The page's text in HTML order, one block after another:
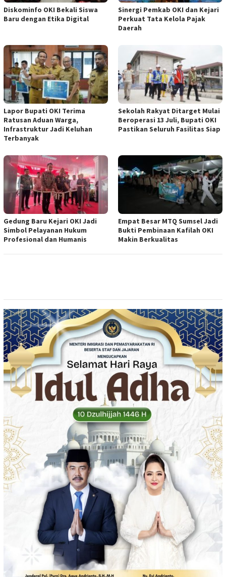
Diskominfo OKI Bekali Siswa
Baru dengan Etika Digital
Sinergi Pemkab OKI dan Kejari
Perkuat Tata Kelola Pajak
Daerah
Lapor Bupati OKI Terima
Ratusan Aduan Warga,
Infrastruktur Jadi Keluhan
Terbanyak
Sekolah Rakyat Ditarget Mulai
Beroperasi 13 Juli, Bupati OKI
Pastikan Seluruh Fasilitas Siap
Gedung Baru Kejari OKI Jadi
Simbol Pelayanan Hukum
Profesional dan Humanis
Empat Besar MTQ Sumsel Jadi
Bukti Pembinaan Kafilah OKI
Makin Berkualitas